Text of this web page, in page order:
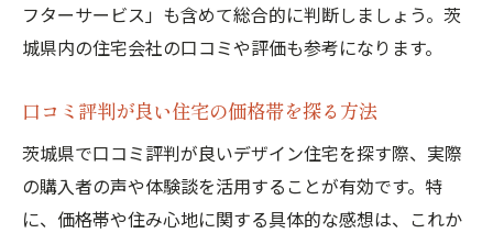
フターサービス」も含めて総合的に判断しましょう。茨
城県内の住宅会社の口コミや評価も参考になります。
口コミ評判が良い住宅の価格帯を探る方法
茨城県で口コミ評判が良いデザイン住宅を探す際、実際
の購入者の声や体験談を活用することが有効です。特
に、価格帯や住み心地に関する具体的な感想は、これか